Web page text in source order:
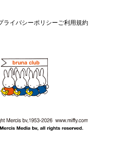
ライバシーポリシーご利用規約